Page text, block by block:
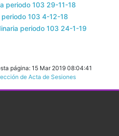
periodo 103 29-11-18
103 4-12-18
periodo 103 24-1-19
página: 15 Mar 2019 08:04:41
de Acta de Sesiones